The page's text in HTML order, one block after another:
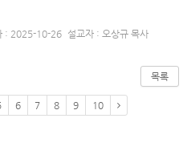
: 2025-10-26 설교자 : 오상규 목사
목록
6 7 8 9 10